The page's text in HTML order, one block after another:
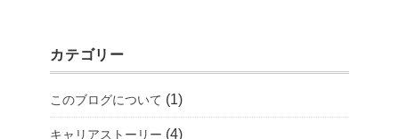
カテゴリー
このブログについて (1)
キャリアストーリー (4)